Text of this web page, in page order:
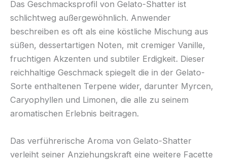
Das Geschmacksprofil von Gelato-Shatter ist
schlichtweg außergewöhnlich. Anwender
beschreiben es oft als eine köstliche Mischung aus
süßen, dessertartigen Noten, mit cremiger Vanille,
fruchtigen Akzenten und subtiler Erdigkeit. Dieser
reichhaltige Geschmack spiegelt die in der Gelato-
Sorte enthaltenen Terpene wider, darunter Myrcen,
Caryophyllen und Limonen, die alle zu seinem
aromatischen Erlebnis beitragen.
Das verführerische Aroma von Gelato-Shatter
verleiht seiner Anziehungskraft eine weitere Facette